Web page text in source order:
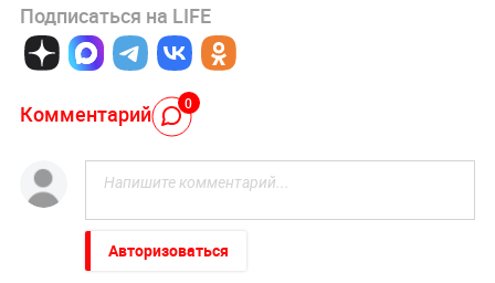
Подписаться на LIFE
Комментарий 0
Авторизоваться